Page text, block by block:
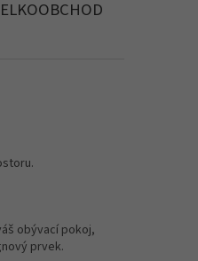
obývací pokoj,
prvek.